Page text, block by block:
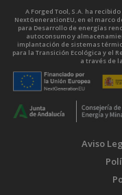
A Forged Tool, S.A. ha
NextGenerationEU, en el marco
para Desarrollo de energías
autoconsumo y
implantación de sistemas
para la Transición Ecológica y el
a través de
Aviso